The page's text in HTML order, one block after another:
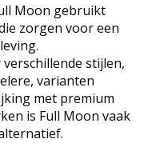
Moon gebruikt
zorgen voor een
verschillende stijlen,
varianten
met premium
is Full Moon vaak